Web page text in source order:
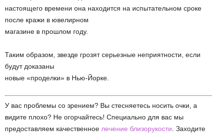
настоящего времени она находится на испытательном сроке
после кражи в ювелирном
магазине в прошлом году.
Таким образом, звезде грозят серьезные неприятности, если
будут доказаны
новые «проделки» в Нью-Йорке.
У вас проблемы со зрением? Вы стесняетесь носить очки, а
видите плохо? Не огорчайтесь! Специально для вас мы
предоставляем качественное лечение близорукости . Заходите